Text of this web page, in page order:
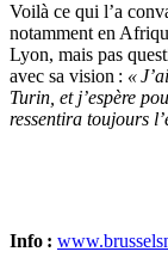
Voilà ce qui l’a
notamment en
Lyon, mais pas
avec sa vision : «
Turin, et j’espère
ressentira toujours
Info :